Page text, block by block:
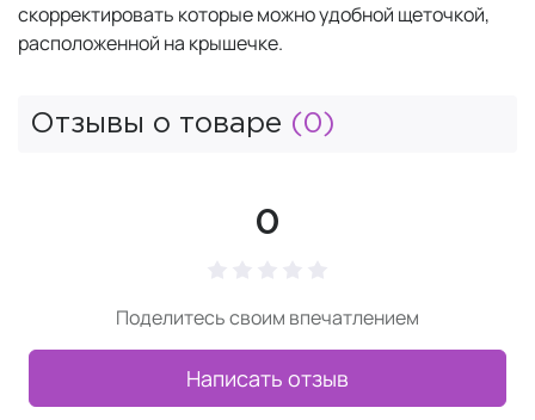
скорректировать которые можно удобной щеточкой,
расположенной на крышечке.
Отзывы о товаре (0)
0
Поделитесь своим впечатлением
Написать отзыв